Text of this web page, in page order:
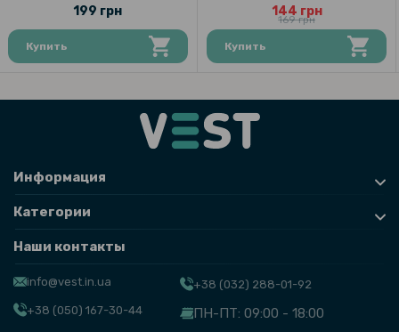
Transparent
199 грн
Купить
5G
144 грн
169 грн
Купить
Информация
Категории
Наши контакты
info@vest.in.ua
+38 (050) 167-30-44
+38 (032) 288-01-92
ПН-ПТ: 09:00 - 18:00